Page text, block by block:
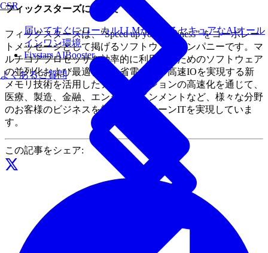
CSR
届いてすぐにローカルLLMが使えるセキュアなAIオール
インワン環境
Fixstars AIBooster
よくあるご質問
フィックスターズについて
フィックスターズは、”Speed up your Business” をコーポレー
トメッセージとして掲げるソフトウェアカンパニーです。マ
ルチコアプロセッサを効率的に利用するためのソフトウェア
の並列化および最適化と、省電力かつ高速IOを実現する新
メモリ技術を活用したアプリケーションの高速化を通じて、
医療、製造、金融、エンターテインメントなど、様々な分野
のお客様のビジネスを加速し、グリーンITを実現していま
す。
この記事をシェア: